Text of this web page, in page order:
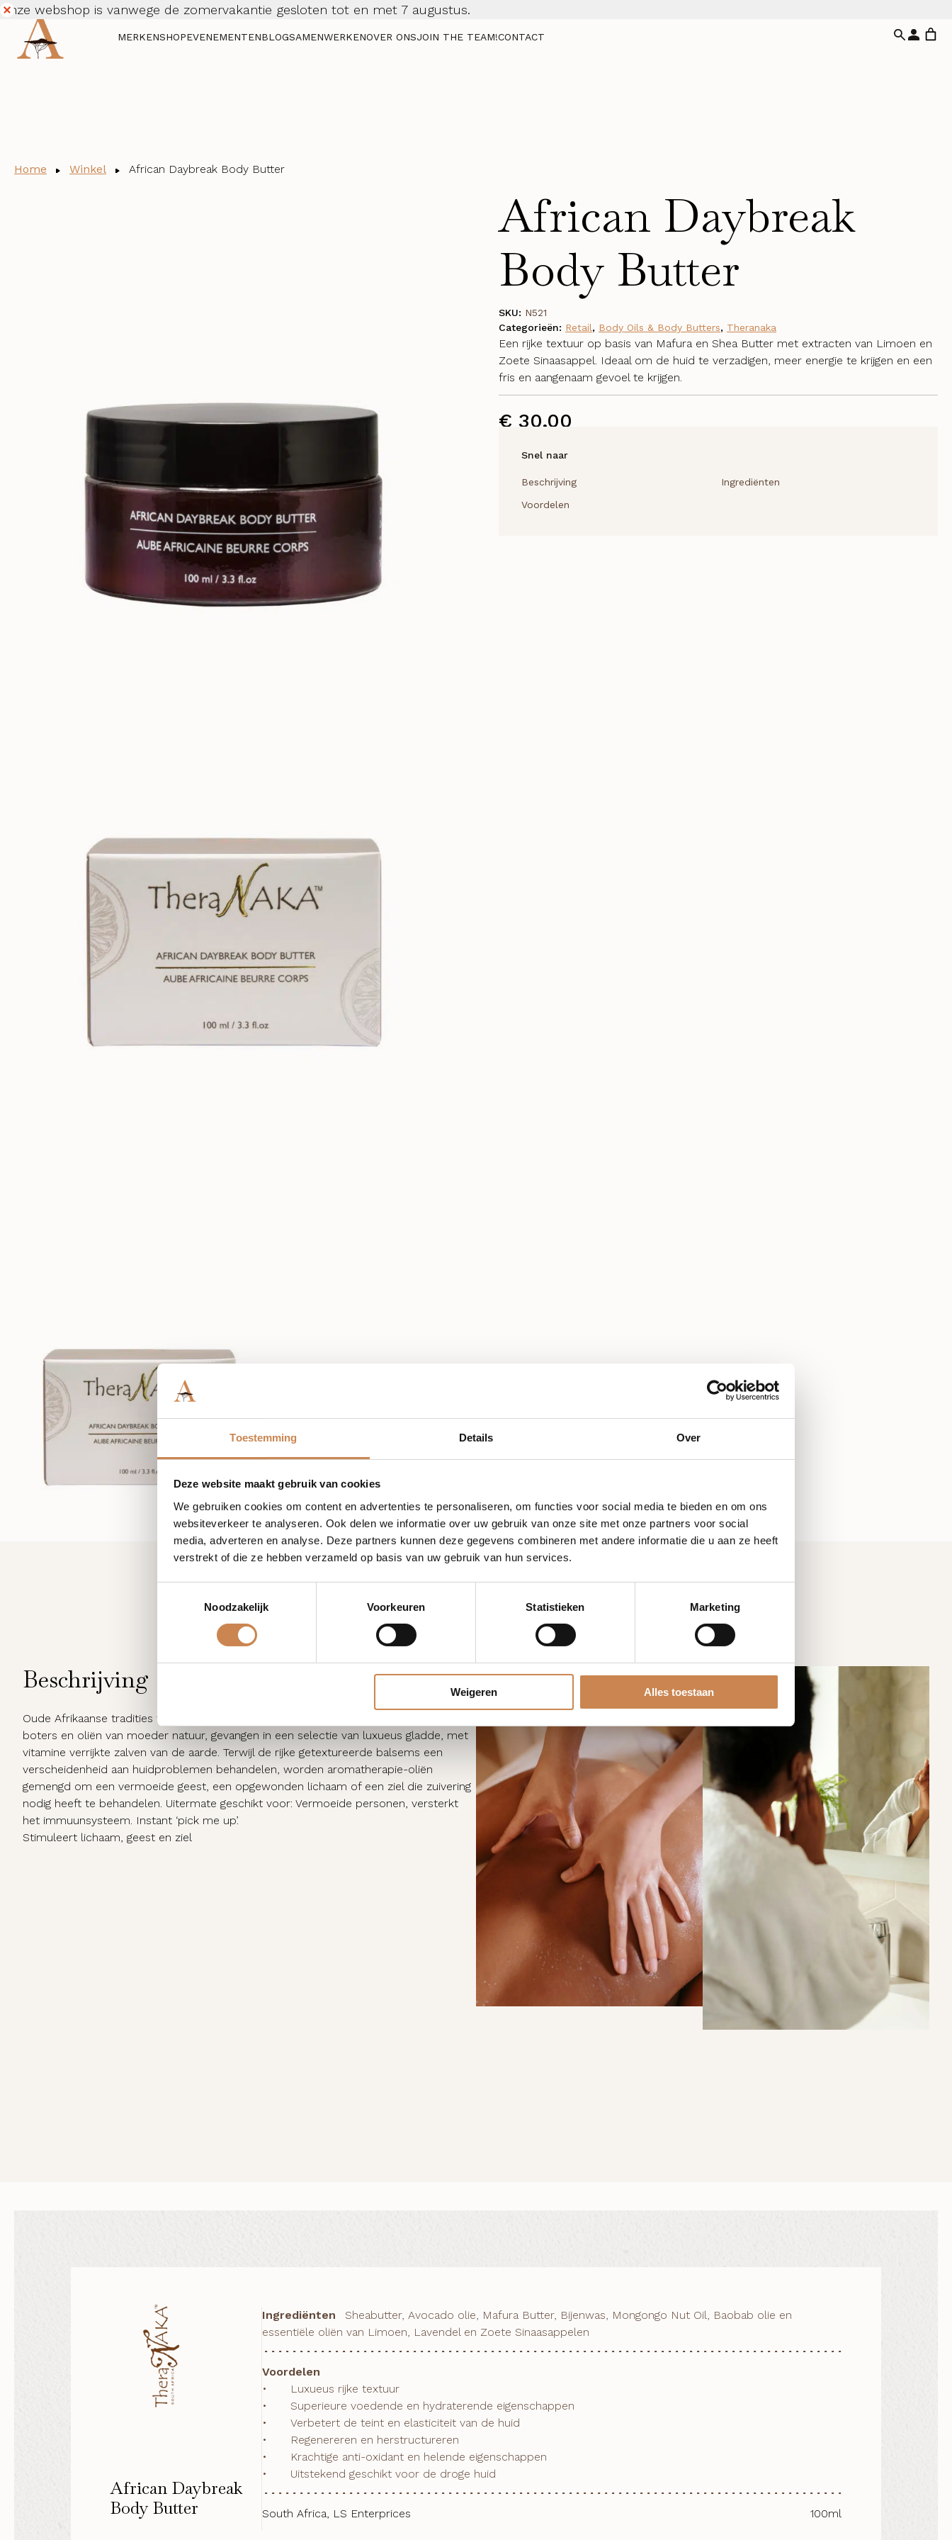
Toestemming Details Over
Deze website maakt gebruik van cookies
We gebruiken cookies om content en advertenties te personaliseren, om functies voor social media te bieden en om ons
websiteverkeer te analyseren. Ook delen we informatie over uw gebruik van onze site met onze partners voor social
media, adverteren en analyse. Deze partners kunnen deze gegevens combineren met andere informatie die u aan ze heeft
verstrekt of die ze hebben verzameld op basis van uw gebruik van hun services.
Noodzakelijk
Voorkeuren Statistieken Marketing
Weigeren Alles toestaan
Onze webshop is vanwege de zomervakantie gesloten tot en met 7 augustus.
Dismiss
MERKENSHOPEVENEMENTENBLOGSAMENWERKENOVER ONSJOIN THE TEAM!CONTACT
Home Winkel African Daybreak Body Butter
African Daybreak
Body Butter
€ 30,00
Snel naar
Beschrijving
Ingrediënten
Voordelen
Een rijke textuur op basis van Mafura en Shea Butter met extracten van Limoen en
Zoete Sinaasappel. Ideaal om de huid te verzadigen, meer energie te krijgen en een
fris en aangenaam gevoel te krijgen.
SKU: N521
Categorieën: Retail, Body Oils & Body Butters, Theranaka
Beschrijving
Oude Afrikaanse tradities worden gecombineerd met de helende krachten van de
boters en oliën van moeder natuur, gevangen in een selectie van luxueus gladde, met
vitamine verrijkte zalven van de aarde. Terwijl de rijke getextureerde balsems een
verscheidenheid aan huidproblemen behandelen, worden aromatherapie-oliën
gemengd om een vermoeide geest, een opgewonden lichaam of een ziel die zuivering
nodig heeft te behandelen. Uitermate geschikt voor: Vermoeide personen, versterkt
het immuunsysteem. Instant ‘pick me up’.
Stimuleert lichaam, geest en ziel
African Daybreak
Body Butter
Ingrediënten
Sheabutter, Avocado olie, Mafura Butter, Bijenwas, Mongongo Nut Oil, Baobab olie en
essentiële oliën van Limoen, Lavendel en Zoete Sinaasappelen
Voordelen
•	Luxueus rijke textuur
•	Superieure voedende en hydraterende eigenschappen
•	Verbetert de teint en elasticiteit van de huid
•	Regenereren en herstructureren
•	Krachtige anti-oxidant en helende eigenschappen
•	Uitstekend geschikt voor de droge huid
South Africa, LS Enterprices 100ml